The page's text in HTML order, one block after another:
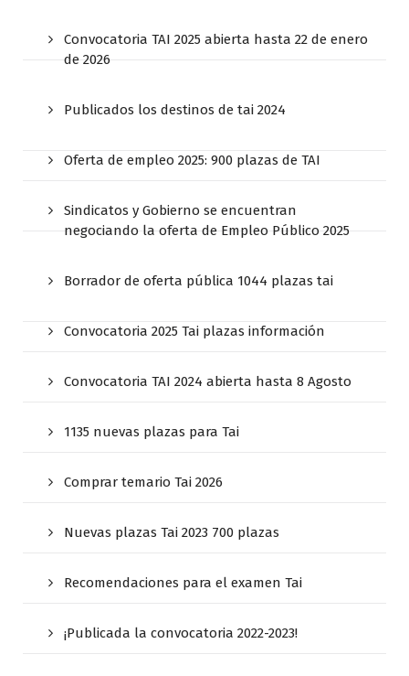
Convocatoria TAI 2025 abierta hasta 22 de enero
de 2026
Publicados los destinos de tai 2024
Oferta de empleo 2025: 900 plazas de TAI
Sindicatos y Gobierno se encuentran
negociando la oferta de Empleo Público 2025
Borrador de oferta pública 1044 plazas tai
Convocatoria 2025 Tai plazas información
Convocatoria TAI 2024 abierta hasta 8 Agosto
1135 nuevas plazas para Tai
Comprar temario Tai 2026
Nuevas plazas Tai 2023 700 plazas
Recomendaciones para el examen Tai
¡Publicada la convocatoria 2022-2023!